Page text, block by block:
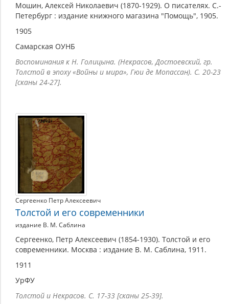
Мошин, Алексей Николаевич (1870-1929). О писателях. С.-
Петербург : издание книжного магазина "Помощь", 1905.
1905
Самарская ОУНБ
Воспоминания к Н. Голицына. (Некрасов, Достоевский, гр.
Толстой в эпоху «Войны и мира», Гюи де Мопассан). С. 20-23
[сканы 24-27].
Сергеенко Петр Алексеевич
Толстой и его современники
издание В. М. Саблина
Сергеенко, Петр Алексеевич (1854-1930). Толстой и его
современники. Москва : издание В. М. Саблина, 1911.
1911
УрФУ
Толстой и Некрасов. С. 17-33 [сканы 25-39].